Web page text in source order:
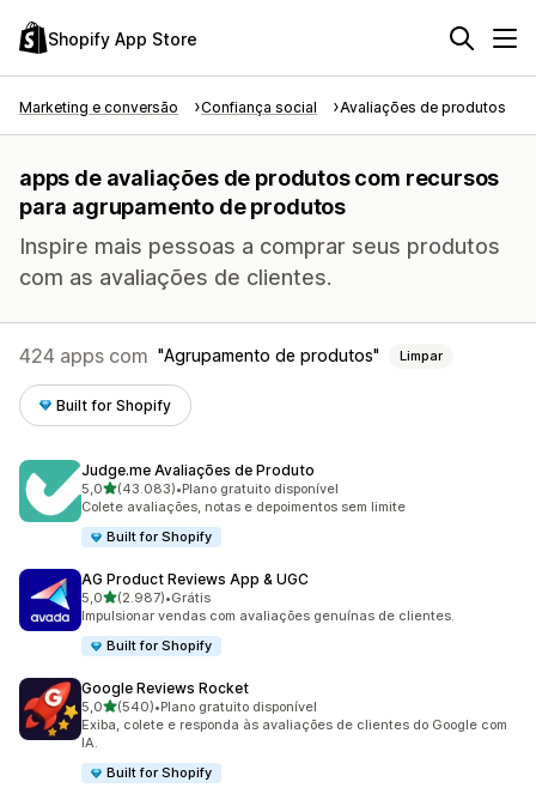
Shopify App Store
Marketing e conversão Confiança social Avaliações de produtos
apps de avaliações de produtos com recursos
para agrupamento de produtos
Inspire mais pessoas a comprar seus produtos
com as avaliações de clientes.
424 apps com Agrupamento de produtos Limpar
Built for Shopify
Judge.me Avaliações de Produto
5,0de 5 estrelas
(43.083)
43083 avaliações ao todo
•Plano gratuito disponível
Colete avaliações, notas e depoimentos sem limite
Built for Shopify
AG Product Reviews App & UGC
5,0de 5 estrelas
(2.987)
2987 avaliações ao todo
•Grátis
Impulsionar vendas com avaliações genuínas de clientes.
Built for Shopify
Google Reviews Rocket
5,0de 5 estrelas
(540)
540 avaliações ao todo
•Plano gratuito disponível
Exiba, colete e responda às avaliações de clientes do Google com
IA.
Built for Shopify